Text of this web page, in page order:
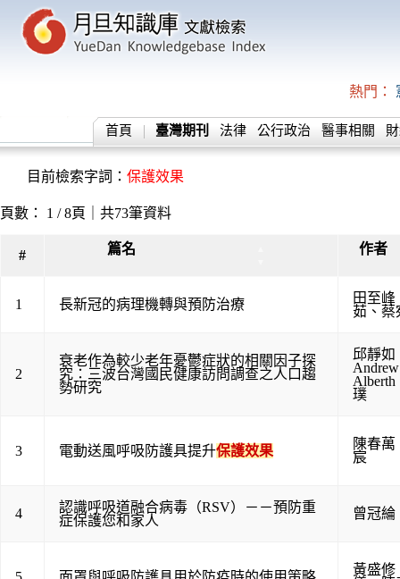
熱門：
首頁 臺灣期刊 法律 公行政治 醫事相關
目前檢索字詞： 保護效果
頁數： 1 / 8頁｜共73筆資料
# 篇名 作者
1 長新冠的病理機轉與預防治療 田至峰
茹 、 蔡
2
衰老作為較少老年憂鬱症狀的相關因子探
究：三波台灣國民健康訪問調查之人口趨
勢研究
邱靜如
Andrew
Alberth
璞
3 電動送風呼吸防護具提升保護效果 陳春萬
宸
4
認識呼吸道融合病毒（RSV）－－預防重
症保護您和家人
曾冠綸
黃盛修